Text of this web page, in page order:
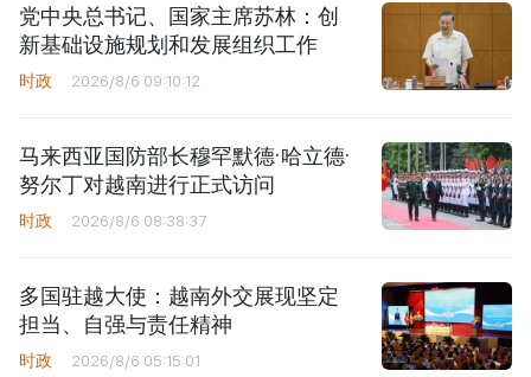
党中央总书记、国家主席苏林：创
新基础设施规划和发展组织工作
时政 2026/8/6 09:10:12
马来西亚国防部长穆罕默德·哈立德·
努尔丁对越南进行正式访问
时政 2026/8/6 08:38:37
多国驻越大使：越南外交展现坚定
担当、自强与责任精神
时政 2026/8/6 05:15:01